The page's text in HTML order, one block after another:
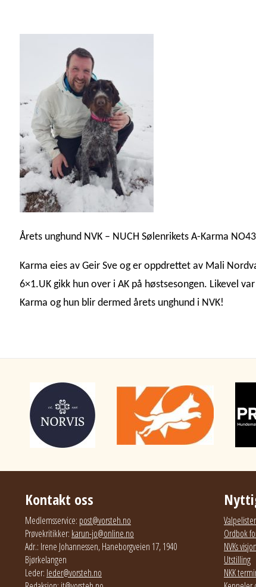
Årets unghund NVK – NUCH Sølenrikets A-Karma
Karma eies av Geir Sve og er oppdrettet av Mali
6×1.UK gikk hun over i AK på høstsesongen. Likevel
Karma og hun blir dermed årets unghund i NVK!
Kontakt oss
Medlemsservice: post@vorsteh.no
Prøvekritikker: karun-jo@online.no
Adr.: Irene Johannessen, Haneborgveien 17, 1940
Bjørkelangen
Leder: leder@vorsteh.no
Ordbok
NVKs
Utstilling
NKK